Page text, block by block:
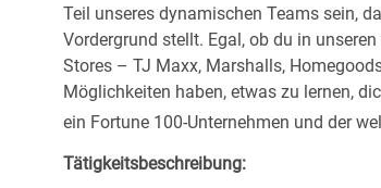
Teil unseres dynamischen Teams sein,
Vordergrund stellt. Egal, ob du in
Stores – TJ Maxx, Marshalls,
Möglichkeiten haben, etwas zu lernen,
ein Fortune 100-Unternehmen und der
Tätigkeitsbeschreibung: